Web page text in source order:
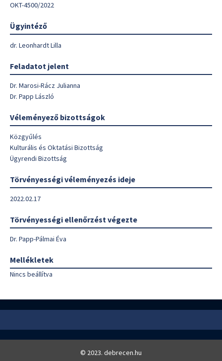
OKT-4500/2022
Ügyintéző
dr. Leonhardt Lilla
Feladatot jelent
Dr. Marosi-Rácz Julianna
Dr. Papp László
Véleményező bizottságok
Közgyűlés
Kulturális és Oktatási Bizottság
Ügyrendi Bizottság
Törvényességi véleményezés ideje
2022.02.17
Törvényességi ellenőrzést végezte
Dr. Papp-Pálmai Éva
Mellékletek
Nincs beállítva
© 2023. debrecen.hu